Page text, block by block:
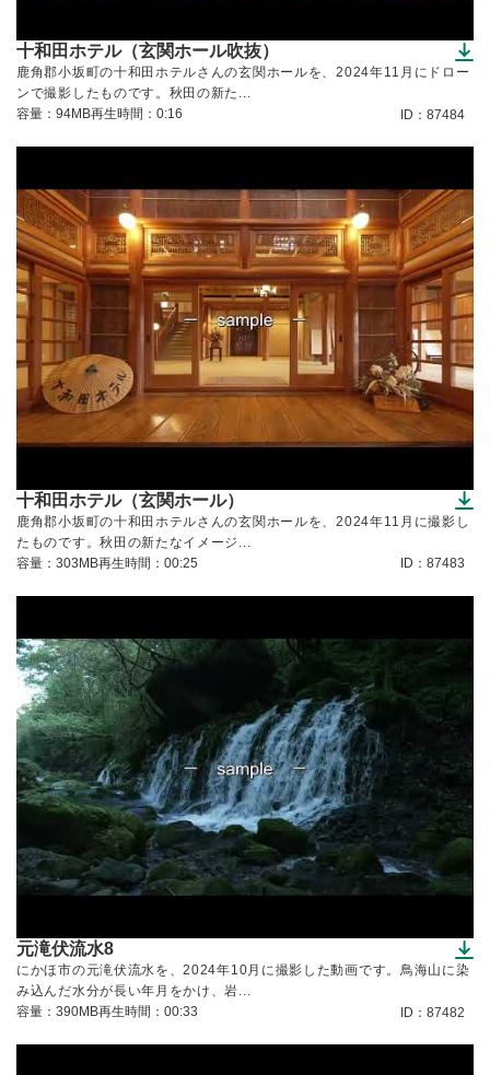
十和田ホテル（玄関ホール吹抜）
（ダウンロードできます）
鹿角郡小坂町の十和田ホテルさんの玄関ホールを、2024年11月にドロー
ンで撮影したものです。秋田の新た...
容量：94MB再生時間：0:16 ID：87484
十和田ホテル（玄関ホール）
（ダウンロードできます）
鹿角郡小坂町の十和田ホテルさんの玄関ホールを、2024年11月に撮影し
たものです。秋田の新たなイメージ...
容量：303MB再生時間：00:25 ID：87483
元滝伏流水8
（ダウンロードできます）
にかほ市の元滝伏流水を、2024年10月に撮影した動画です。鳥海山に染
み込んだ水分が長い年月をかけ、岩...
容量：390MB再生時間：00:33 ID：87482